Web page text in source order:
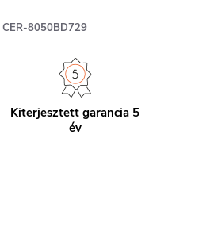
CER-8050BD729
Kiterjesztett garancia 5
év